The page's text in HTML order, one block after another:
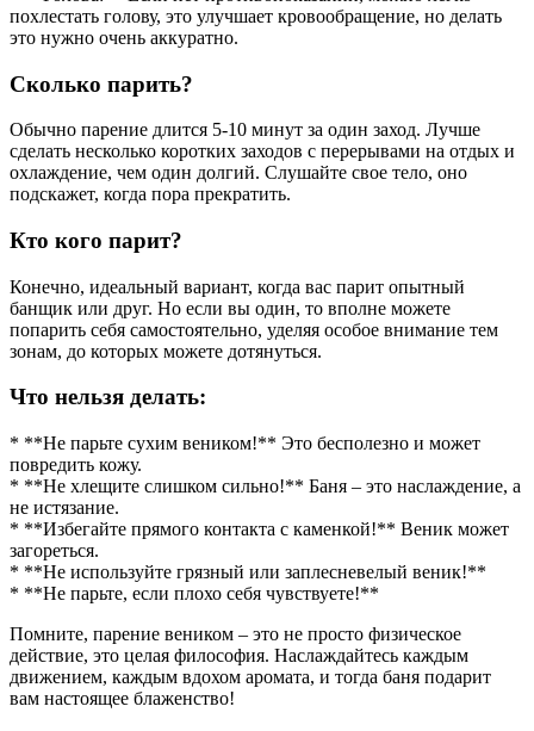
похлестать голову, это улучшает кровообращение, но делать
это нужно очень аккуратно.
Сколько парить?
Обычно парение длится 5-10 минут за один заход. Лучше
сделать несколько коротких заходов с перерывами на отдых и
охлаждение, чем один долгий. Слушайте свое тело, оно
подскажет, когда пора прекратить.
Кто кого парит?
Конечно, идеальный вариант, когда вас парит опытный
банщик или друг. Но если вы один, то вполне можете
попарить себя самостоятельно, уделяя особое внимание тем
зонам, до которых можете дотянуться.
Что нельзя делать:
* **Не парьте сухим веником!** Это бесполезно и может
повредить кожу.
* **Не хлещите слишком сильно!** Баня – это наслаждение, а
не истязание.
* **Избегайте прямого контакта с каменкой!** Веник может
загореться.
* **Не используйте грязный или заплесневелый веник!**
* **Не парьте, если плохо себя чувствуете!**
Помните, парение веником – это не просто физическое
действие, это целая философия. Наслаждайтесь каждым
движением, каждым вдохом аромата, и тогда баня подарит
вам настоящее блаженство!